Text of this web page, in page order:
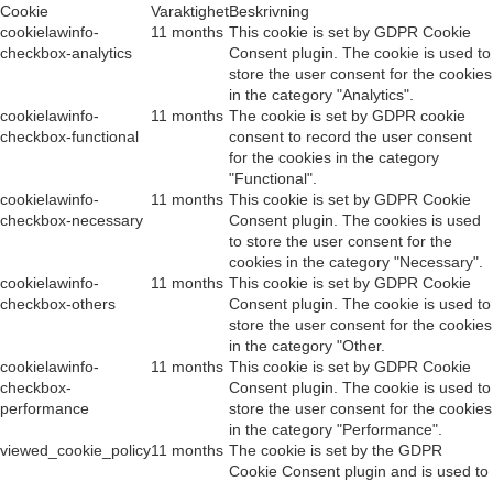
Cookie
VaraktighetBeskrivning
cookielawinfo-
checkbox-analytics
11 months This cookie is set by GDPR Cookie
Consent plugin. The cookie is used to
store the user consent for the cookies
in the category "Analytics".
cookielawinfo-
checkbox-functional
11 months The cookie is set by GDPR cookie
consent to record the user consent
for the cookies in the category
"Functional".
cookielawinfo-
checkbox-necessary
11 months This cookie is set by GDPR Cookie
Consent plugin. The cookies is used
to store the user consent for the
cookies in the category "Necessary".
cookielawinfo-
checkbox-others
11 months This cookie is set by GDPR Cookie
Consent plugin. The cookie is used to
store the user consent for the cookies
in the category "Other.
cookielawinfo-
checkbox-
performance
11 months This cookie is set by GDPR Cookie
Consent plugin. The cookie is used to
store the user consent for the cookies
in the category "Performance".
viewed_cookie_policy11 months The cookie is set by the GDPR
Cookie Consent plugin and is used to